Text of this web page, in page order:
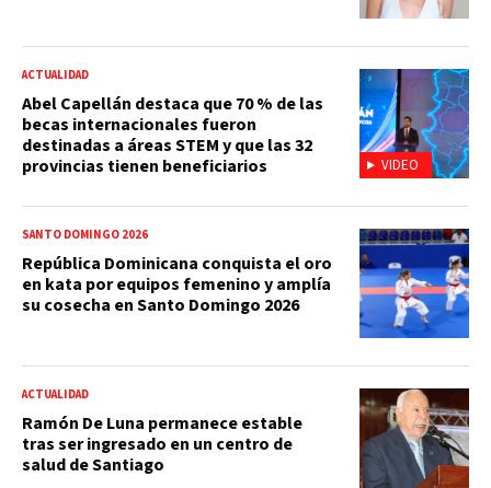
VIDEO
ACTUALIDAD
Abel Capellán destaca que 70 % de las
becas internacionales fueron
destinadas a áreas STEM y que las 32
provincias tienen beneficiarios
SANTO DOMINGO 2026
República Dominicana conquista el oro
en kata por equipos femenino y amplía
su cosecha en Santo Domingo 2026
ACTUALIDAD
Ramón De Luna permanece estable
tras ser ingresado en un centro de
salud de Santiago